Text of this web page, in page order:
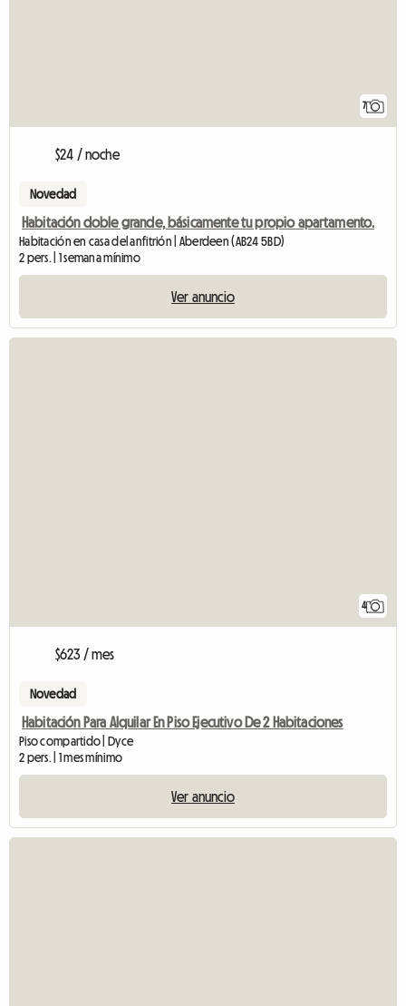
7
$24 / noche
Novedad
Habitación doble grande, básicamente tu propio apartamento.
Habitación en casa del anfitrión | Aberdeen (AB24 5BD)
2 pers. | 1 semana mínimo
Ver anuncio
4
$623 / mes
Novedad
Habitación Para Alquilar En Piso Ejecutivo De 2 Habitaciones
Piso compartido | Dyce
2 pers. | 1 mes mínimo
Ver anuncio